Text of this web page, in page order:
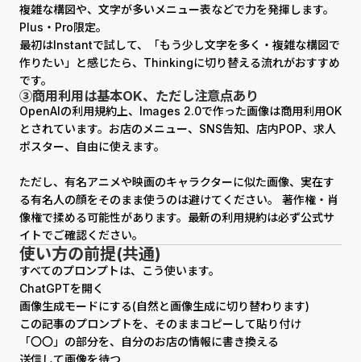
複雑な構図や、文字が多いメニュー表などで力を発揮します。
Plus・Pro限定。
最初はInstantで試して、「もう少し文字を多く・複雑な構図で
作りたい」と感じたら、Thinkingに切り替える流れがおすすめ
です。
③商用利用は基本OK、ただし注意点あり
OpenAIの利用規約上、Images 2.0で作った画像は商用利用OK
とされています。お店のメニュー、SNS告知、店内POP、求人
ポスター、自由に使えます。
ただし、有名アニメや映画のキャラクターに似た画像、実在す
る有名人の顔をそのまま使うのは避けてください。 著作権・肖
像権で揉める可能性があります。最新の利用規約は必ず公式サ
イトでご確認ください。
使い方の前提(共通)
すべてのプロンプトは、こう使います。
ChatGPTを開く
画像生成モードにする(自然と画像生成に切り替わります)
この記事のプロンプトを、そのままコピーして貼り付け
「〇〇」の部分を、自分のお店の情報に書き換える
送信して画像を待つ